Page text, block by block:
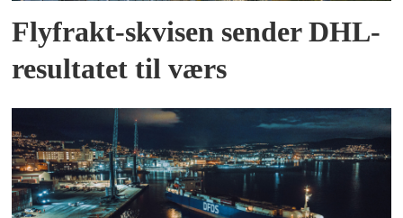
Flyfrakt-skvisen sender DHL-
resultatet til værs